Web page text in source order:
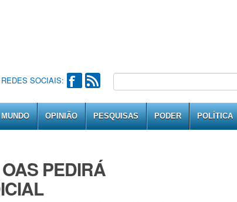
REDES SOCIAIS:
MUNDO OPINIÃO PESQUISAS PODER POLÍTICA
PEDIRÁ